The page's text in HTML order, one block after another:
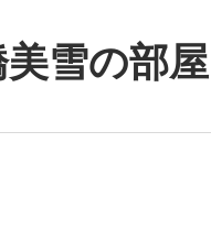
雪の部屋